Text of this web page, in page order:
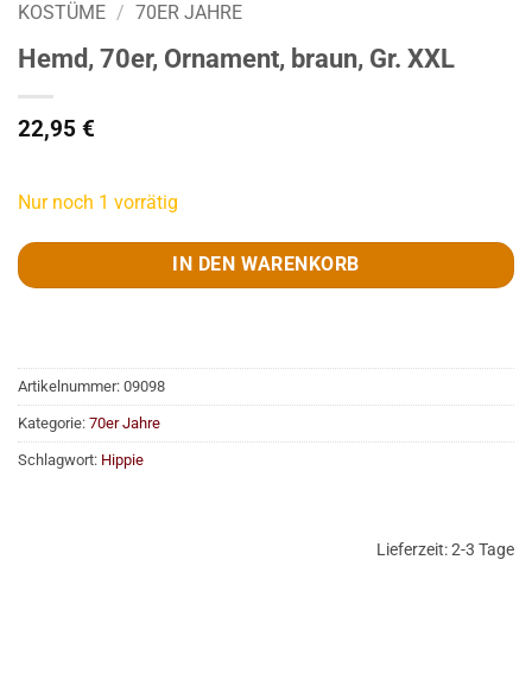
KOSTÜME / 70ER JAHRE
Hemd, 70er, Ornament, braun, Gr. XXL
22,95 €
Nur noch 1 vorrätig
IN DEN WARENKORB
Artikelnummer: 09098
Kategorie: 70er Jahre
Schlagwort: Hippie
Lieferzeit:2-3 Tage